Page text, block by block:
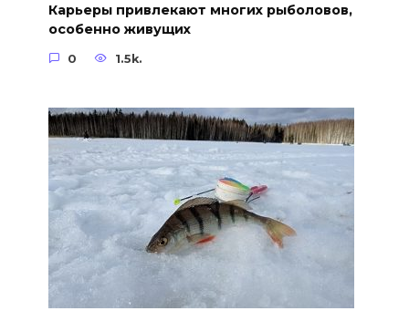
Карьеры привлекают многих рыболовов,
особенно живущих
0 1.5k.